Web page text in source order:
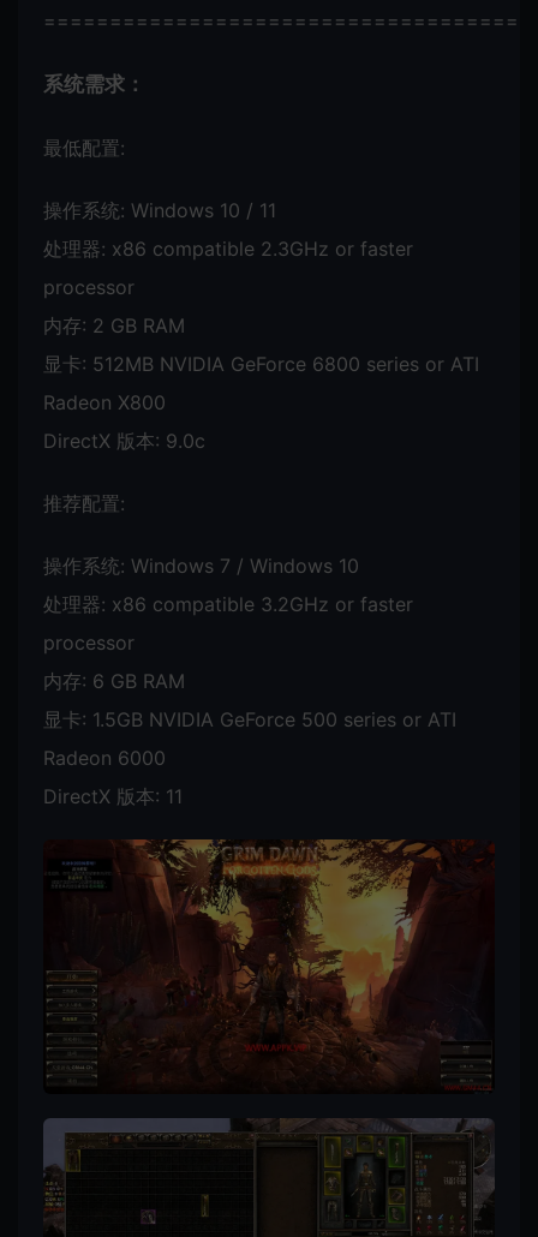
系统需求：
最低配置:
操作系统: Windows 10 / 11
处理器: x86 compatible 2.3GHz or faster
processor
内存: 2 GB RAM
显卡: 512MB NVIDIA GeForce 6800 series or ATI
Radeon X800
DirectX 版本: 9.0c
推荐配置:
操作系统: Windows 7 / Windows 10
处理器: x86 compatible 3.2GHz or faster
processor
内存: 6 GB RAM
显卡: 1.5GB NVIDIA GeForce 500 series or ATI
Radeon 6000
DirectX 版本: 11